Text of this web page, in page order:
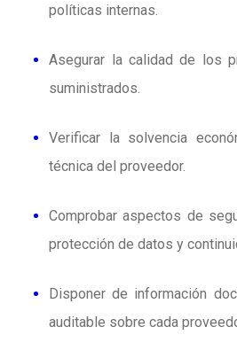
políticas internas.
Asegurar la calidad de los
suministrados.
Verificar la solvencia
técnica del proveedor.
Comprobar aspectos de
protección de datos y
Disponer de información
auditable sobre cada